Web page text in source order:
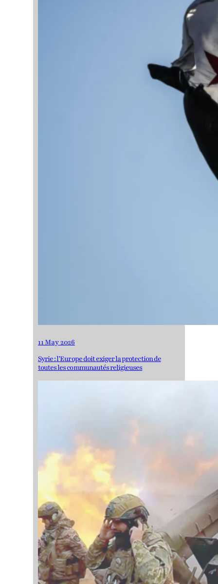
11 May 2026
Syrie : l’Europe doit exiger la protection de
toutes les communautés religieuses